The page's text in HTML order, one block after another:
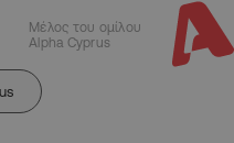
Μέλος του ομίλου
Alpha Cyprus